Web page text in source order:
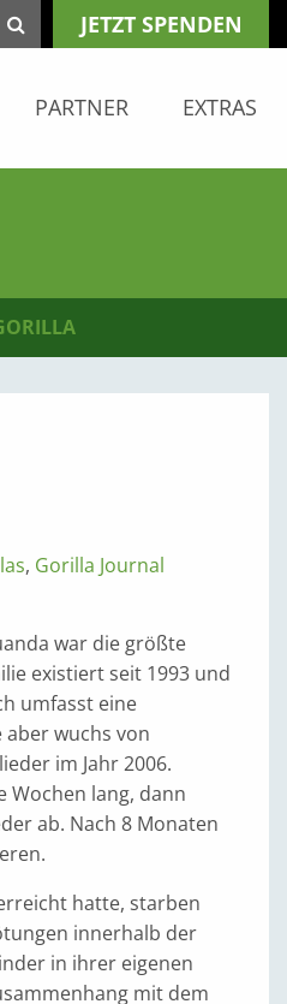
JETZT SPENDEN
PARTNER EXTRAS
, Gorilla Journal
war die größte
existiert seit 1993 und
umfasst eine
aber wuchs von
im Jahr 2006.
Wochen lang, dann
ab. Nach 8 Monaten
hatte, starben
innerhalb der
in ihrer eigenen
mit dem